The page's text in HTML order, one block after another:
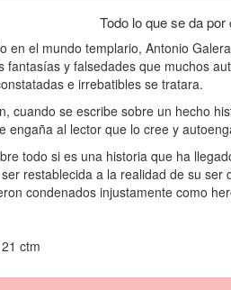
Todo lo que se da
en el mundo templario, Antonio
fantasías y falsedades que muchos
e irrebatibles se tratara.
cuando se escribe sobre un hecho
engaña al lector que lo cree y
todo si es una historia que ha
restablecida a la realidad de su
condenados injustamente como
ctm